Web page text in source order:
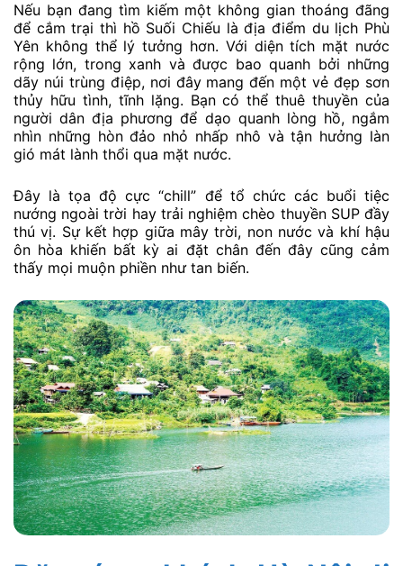
Nếu bạn đang tìm kiếm một không gian thoáng đãng
để cắm trại thì hồ Suối Chiếu là địa điểm du lịch Phù
Yên không thể lý tưởng hơn. Với diện tích mặt nước
rộng lớn, trong xanh và được bao quanh bởi những
dãy núi trùng điệp, nơi đây mang đến một vẻ đẹp sơn
thủy hữu tình, tĩnh lặng. Bạn có thể thuê thuyền của
người dân địa phương để dạo quanh lòng hồ, ngắm
nhìn những hòn đảo nhỏ nhấp nhô và tận hưởng làn
gió mát lành thổi qua mặt nước.
Đây là tọa độ cực “chill” để tổ chức các buổi tiệc
nướng ngoài trời hay trải nghiệm chèo thuyền SUP đầy
thú vị. Sự kết hợp giữa mây trời, non nước và khí hậu
ôn hòa khiến bất kỳ ai đặt chân đến đây cũng cảm
thấy mọi muộn phiền như tan biến.